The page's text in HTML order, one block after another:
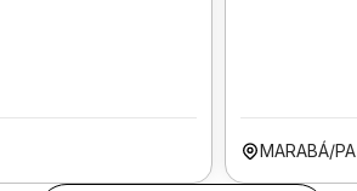
MARABÁ/PA